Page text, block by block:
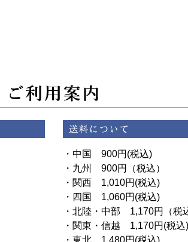
・中国 900円(税込)
・九州 900円（税込）
・関西 1,010円(税込)
・四国 1,060円(税込)
・北陸・中部 1,170円（税
・関東・信越 1,170円(税込)
・東北 1,480円(税込)